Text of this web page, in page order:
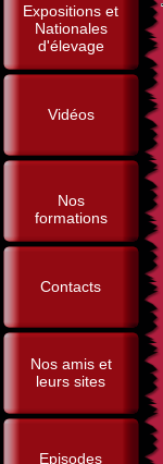
Expositions et
Nationales
d'élevage
Vidéos
Nos
formations
Contacts
Nos amis et
leurs sites
Episodes